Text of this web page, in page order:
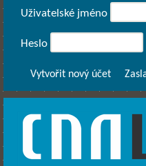
Přihlášení
Uživatelské jméno
Heslo
Vytvořit nový účet
CNAWR -
Národní